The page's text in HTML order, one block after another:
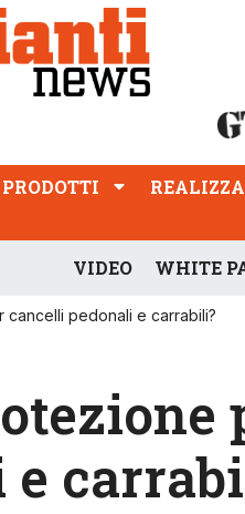
REALIZZAZIONI
PRODOTTI
VIDEO WHITE
pedonali e carrabili?
e